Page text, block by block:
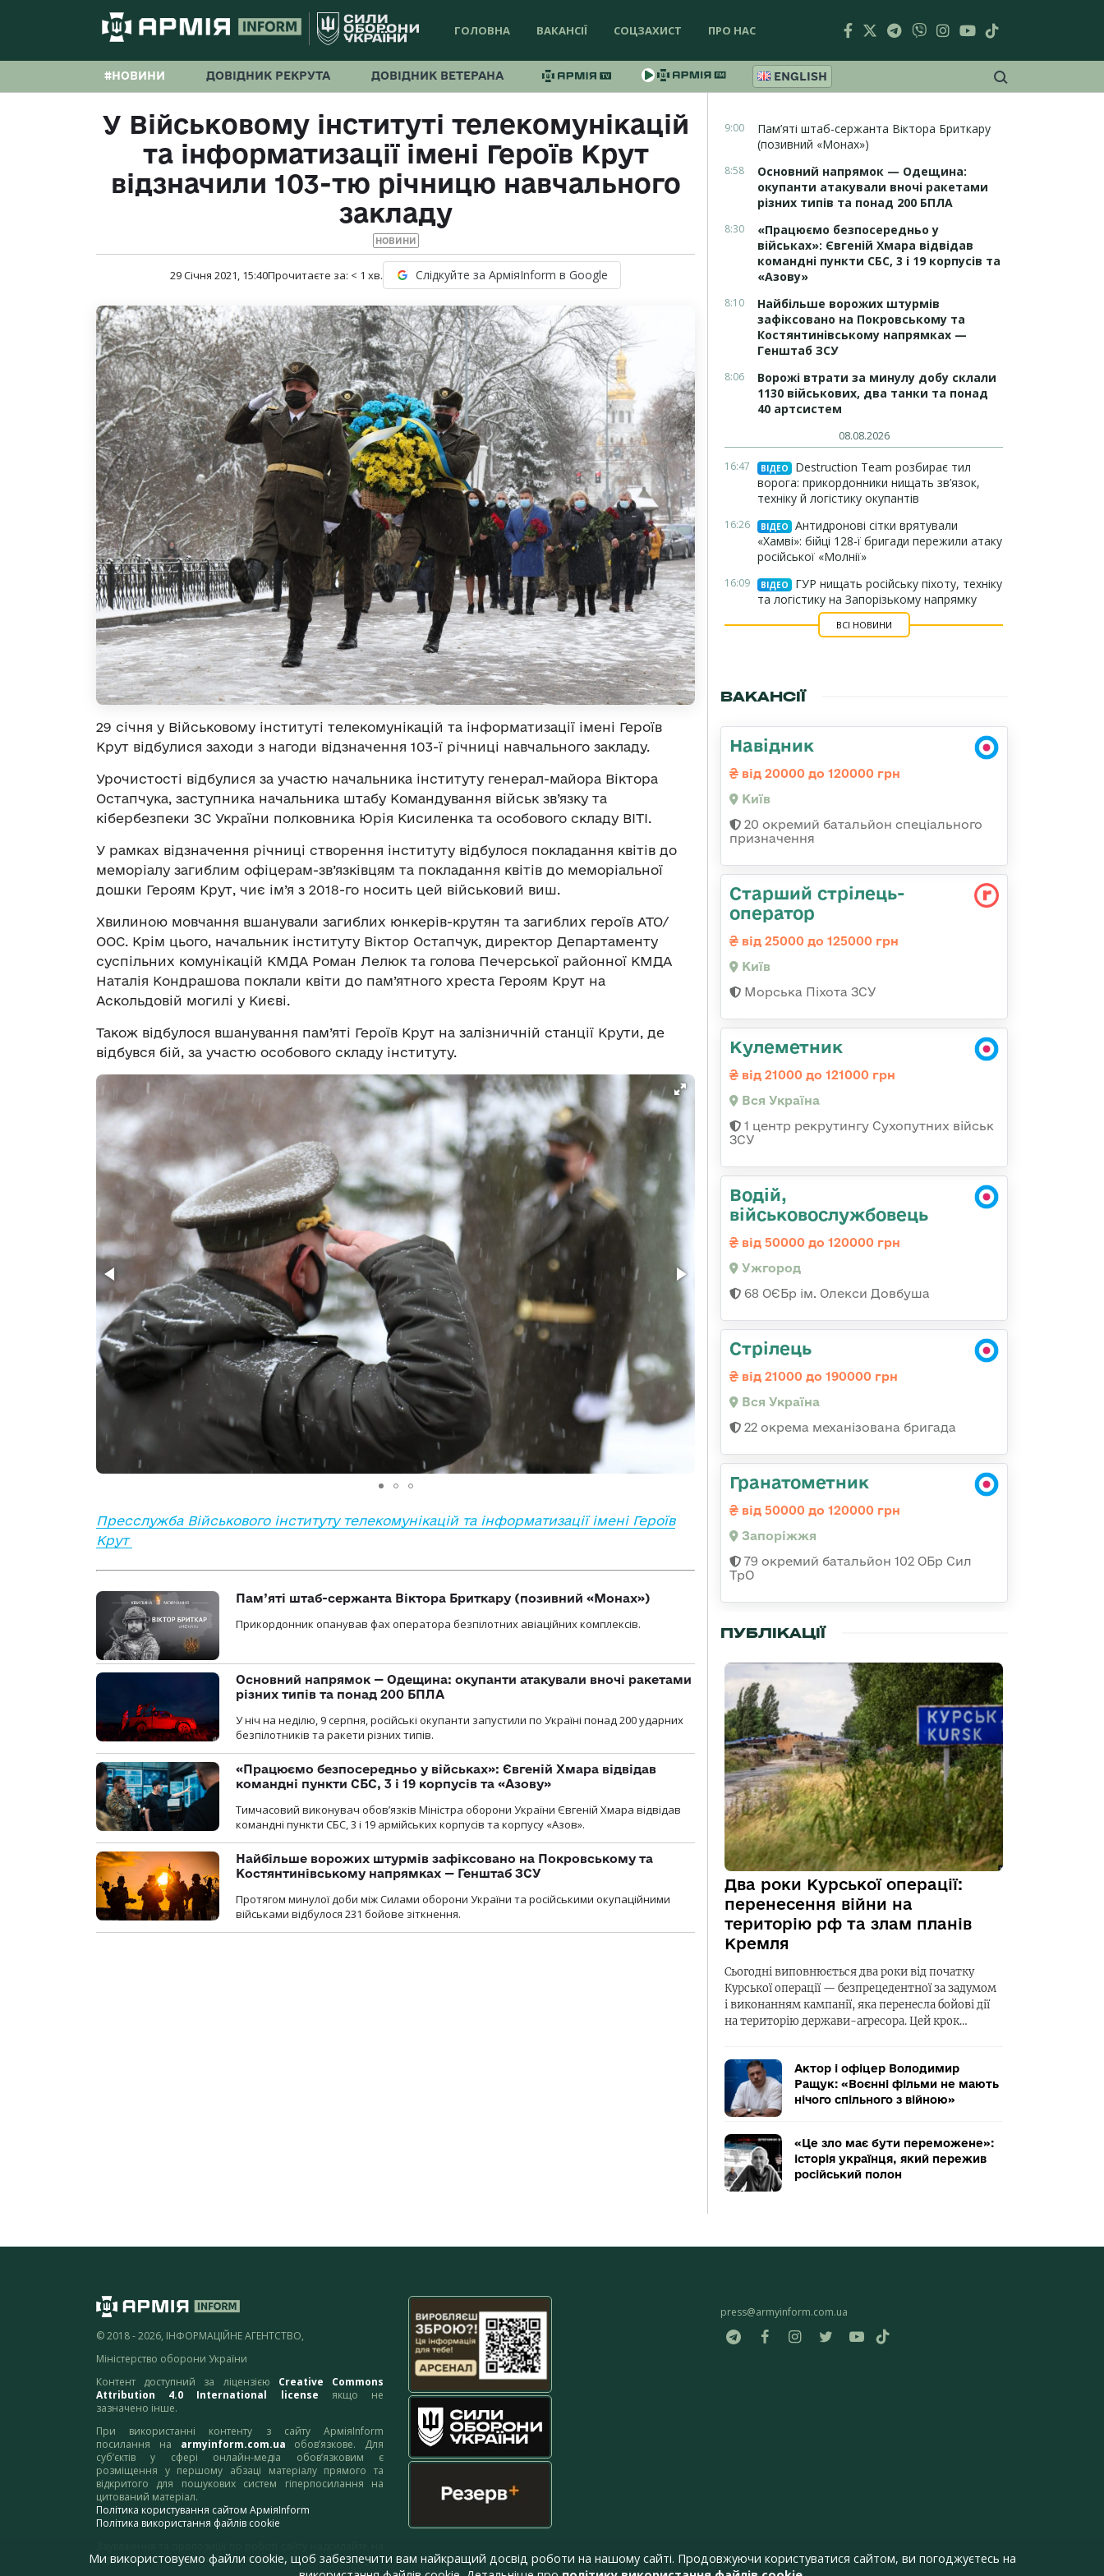
ГОЛОВНА ВАКАНСІЇ СОЦЗАХИСТ ПРО НАС
#НОВИНИ ДОВІДНИК РЕКРУТА ДОВІДНИК ВЕТЕРАНА ENGLISH
У Військовому інституті телекомунікацій
та інформатизації імені Героїв Крут
відзначили 103-тю річницю навчального
закладу
НОВИНИ
29 Січня 2021, 15:40Прочитаєте за: < 1 хв. Слідкуйте за АрміяInform в Google
29 січня у Військовому інституті телекомунікацій та інформатизації імені Героїв
Крут відбулися заходи з нагоди відзначення 103-ї річниці навчального закладу.
Урочистості відбулися за участю начальника інституту генерал-майора Віктора
Остапчука, заступника начальника штабу Командування військ зв’язку та
кібербезпеки ЗС України полковника Юрія Кисиленка та особового складу ВІТІ.
У рамках відзначення річниці створення інституту відбулося покладання квітів до
меморіалу загиблим офіцерам-зв’язківцям та покладання квітів до меморіальної
дошки Героям Крут, чиє ім’я з 2018-го носить цей військовий виш.
Хвилиною мовчання вшанували загиблих юнкерів-крутян та загиблих героїв АТО/
ООС. Крім цього, начальник інституту Віктор Остапчук, директор Департаменту
суспільних комунікацій КМДА Роман Лелюк та голова Печерської районної КМДА
Наталія Кондрашова поклали квіти до пам’ятного хреста Героям Крут на
Аскольдовій могилі у Києві.
Також відбулося вшанування пам’яті Героїв Крут на залізничній станції Крути, де
відбувся бій, за участю особового складу інституту.
Пресслужба Військового інституту телекомунікацій та інформатизації імені Героїв
Крут
Пам’яті штаб-сержанта Віктора Бриткару (позивний «Монах»)
Прикордонник опанував фах оператора безпілотних авіаційних комплексів.
Основний напрямок — Одещина: окупанти атакували вночі ракетами
різних типів та понад 200 БПЛА
У ніч на неділю, 9 серпня, російські окупанти запустили по Україні понад 200 ударних
безпілотників та ракети різних типів.
«Працюємо безпосередньо у військах»: Євгеній Хмара відвідав
командні пункти СБС, 3 і 19 корпусів та «Азову»
Тимчасовий виконувач обов’язків Міністра оборони України Євгеній Хмара відвідав
командні пункти СБС, 3 і 19 армійських корпусів та корпусу «Азов».
Найбільше ворожих штурмів зафіксовано на Покровському та
Костянтинівському напрямках — Генштаб ЗСУ
Протягом минулої доби між Силами оборони України та російськими окупаційними
військами відбулося 231 бойове зіткнення.
9:00
Пам’яті штаб-сержанта Віктора Бриткару
(позивний «Монах»)
8:58
Основний напрямок — Одещина:
окупанти атакували вночі ракетами
різних типів та понад 200 БПЛА
8:30
«Працюємо безпосередньо у
військах»: Євгеній Хмара відвідав
командні пункти СБС, 3 і 19 корпусів та
«Азову»
8:10
Найбільше ворожих штурмів
зафіксовано на Покровському та
Костянтинівському напрямках —
Генштаб ЗСУ
8:06
Ворожі втрати за минулу добу склали
1130 військових, два танки та понад
40 артсистем
08.08.2026
16:47 ВІДЕО
Destruction Team розбирає тил
ворога: прикордонники нищать зв’язок,
техніку й логістику окупантів
16:26 ВІДЕО
Антидронові сітки врятували
«Хамві»: бійці 128-ї бригади пережили атаку
російської «Молнії»
16:09 ВІДЕО
ГУР нищать російську піхоту, техніку
та логістику на Запорізькому напрямку
ВСІ НОВИНИ
ВАКАНСІЇ
Навідник
від 20000 до 120000 грн
Київ
20 окремий батальйон спеціального
призначення
Стаpший стpілець-
опеpатоp
від 25000 до 125000 грн
Київ
Морська Піхота ЗСУ
Кулеметник
від 21000 до 121000 грн
Вся Україна
1 центр рекрутингу Сухопутних військ
ЗСУ
Водій,
військовослужбовець
від 50000 до 120000 грн
Ужгород
68 ОЄБр ім. Олекси Довбуша
Стрілець
від 21000 до 190000 грн
Вся Україна
22 окрема механізована бригада
Гранатометник
від 50000 до 120000 грн
Запоріжжя
79 окремий батальйон 102 ОБр Сил
ТрО
ПУБЛІКАЦІЇ
Два роки Курської операції:
перенесення війни на
територію рф та злам планів
Кремля
Сьогодні виповнюється два роки від початку
Курської операції — безпрецедентної за задумом
і виконанням кампанії, яка перенесла бойові дії
на територію держави-агресора. Цей крок…
Актор і офіцер Володимир
Ращук: «Воєнні фільми не мають
нічого спільного з війною»
«Це зло має бути переможене»:
історія українця, який пережив
російський полон
© 2018 - 2026, ІНФОРМАЦІЙНЕ АГЕНТСТВО,
Міністерство оборони України
Контент доступний за ліцензією Creative Commons
Attribution 4.0 International license якщо не
зазначено інше.
При використанні контенту з сайту АрміяInform
посилання на armyinform.com.ua обов’язкове. Для
суб’єктів у сфері онлайн-медіа обов’язковим є
розміщення у першому абзаці матеріалу прямого та
відкритого для пошукових систем гіперпосилання на
цитований матеріал.
Політика користування сайтом АрміяInform
Політика використання файлів cookie
адресу:webmaster@armyinform.com.ua
press@armyinform.com.ua
Ми використовуємо файли cookie, щоб забезпечити вам найкращий досвід роботи на нашому сайті. Продовжуючи користуватися сайтом, ви погоджуєтесь на